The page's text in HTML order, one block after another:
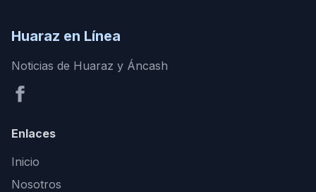
Huaraz en Línea
Noticias de Huaraz y Áncash
Enlaces
Inicio
Nosotros